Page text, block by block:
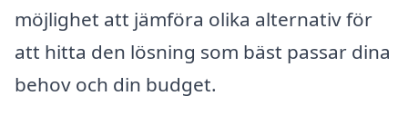
möjlighet att jämföra olika alternativ för
att hitta den lösning som bäst passar dina
behov och din budget.